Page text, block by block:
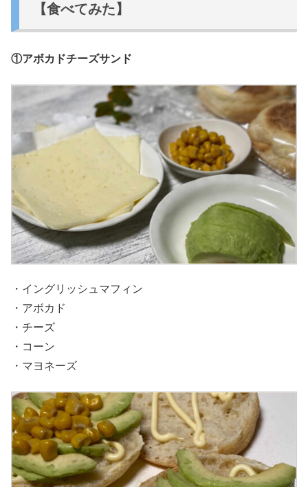
【食べてみた】
①アボカドチーズサンド
・イングリッシュマフィン
・アボカド
・チーズ
・コーン
・マヨネーズ